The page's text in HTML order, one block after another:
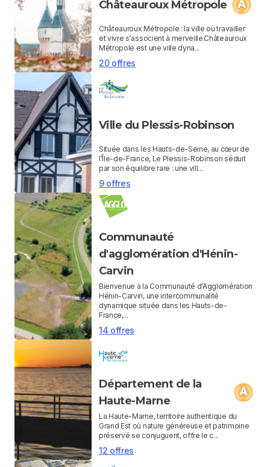
Châteauroux Métropole
Châteauroux Métropole : la ville où travailler
et vivre s'associent à merveille.Châteauroux
Métropole est une ville dyna...
20 offres
Ville du Plessis-Robinson
Située dans les Hauts-de-Seine, au cœur de
l’Île-de-France, Le Plessis-Robinson séduit
par son équilibre rare : une vill...
9 offres
Communauté
d'agglomération d'Hénin-
Carvin
Bienvenue à la Communauté d'Agglomération
Hénin-Carvin, une intercommunalité
dynamique située dans les Hauts-de-
France,...
14 offres
Département de la
Haute-Marne
La Haute-Marne, territoire authentique du
Grand Est où nature généreuse et patrimoine
préservé se conjuguent, offre le c...
12 offres